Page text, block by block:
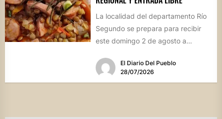
La localidad del departamento Río
Segundo se prepara para recibir
este domingo 2 de agosto a
El Diario Del Pueblo
28/07/2026